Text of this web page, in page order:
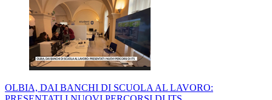
OLBIA, DAI BANCHI DI SCUOLA AL LAVORO: